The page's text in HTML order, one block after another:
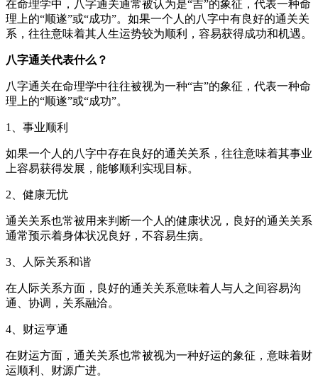
在命理学中，八字通关通常被认为是“吉”的象征，代表一种命
理上的“顺遂”或“成功”。如果一个人的八字中有良好的通关关
系，往往意味着其人生运势较为顺利，容易获得成功和机遇。
八字通关代表什么？
八字通关在命理学中往往被视为一种“吉”的象征，代表一种命
理上的“顺遂”或“成功”。
1、事业顺利
如果一个人的八字中存在良好的通关关系，往往意味着其事业
上容易获得发展，能够顺利实现目标。
2、健康无忧
通关关系也常被用来判断一个人的健康状况，良好的通关关系
通常预示着身体状况良好，不容易生病。
3、人际关系和谐
在人际关系方面，良好的通关关系意味着人与人之间容易沟
通、协调，关系融洽。
4、财运亨通
在财运方面，通关关系也常被视为一种好运的象征，意味着财
运顺利、财源广进。